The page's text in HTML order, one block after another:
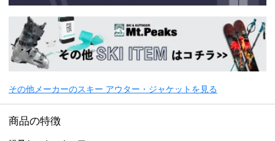
その他メーカーのスキー アウター・ジャケットを見る
商品の特徴